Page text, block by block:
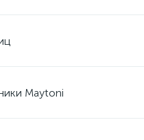
Maytoni